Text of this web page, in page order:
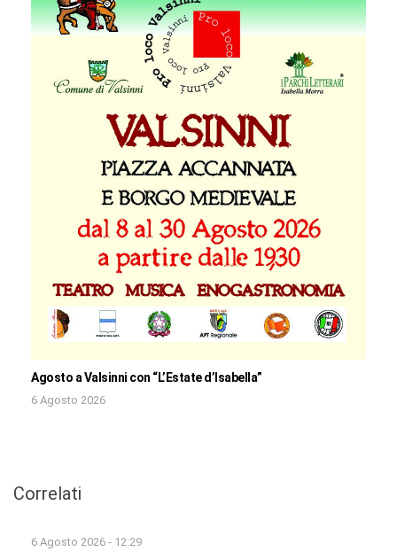
Agosto a Valsinni con “L’Estate d’Isabella”
6 Agosto 2026
Correlati
6 Agosto 2026 - 12:29